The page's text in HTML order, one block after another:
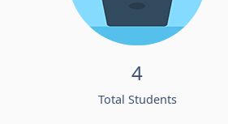
4
Total Students